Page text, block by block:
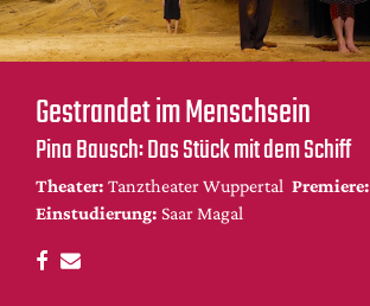
Bühnenwelt
Festivals & Veranstaltungen
Menschen & Theater
Themen
Internationales
Nachrufe
DdB-map
Gestrandet im Menschsein
Pina Bausch: Das Stück mit dem Schiff
Theater: Tanztheater Wuppertal Premiere:
Einstudierung: Saar Magal